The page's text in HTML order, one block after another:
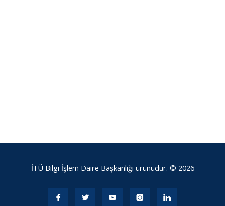
İTÜ Bilgi İşlem Daire Başkanlığı ürünüdür. © 2026